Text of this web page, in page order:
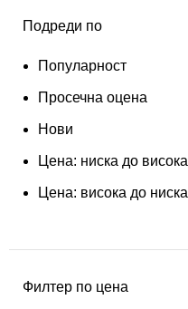
Подреди по
Популарност
Просечна оцена
Нови
Цена: ниска до висока
Цена: висока до ниска
Филтер по цена